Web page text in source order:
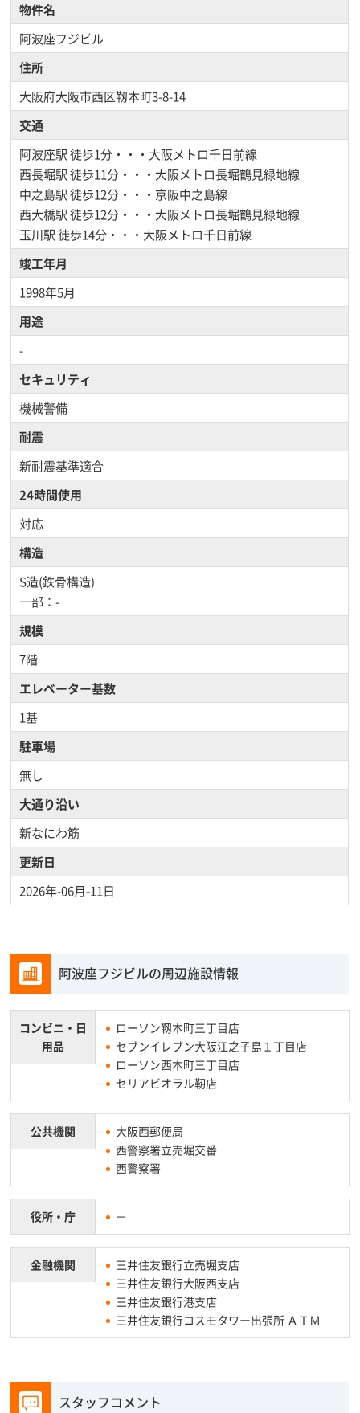
物件名
阿波座フジビル
住所
大阪府大阪市西区靱本町3-8-14
交通
阿波座駅徒歩1分・・・大阪メトロ千日前線
西長堀駅徒歩11分・・・大阪メトロ長堀鶴見緑地線
中之島駅徒歩12分・・・京阪中之島線
西大橋駅徒歩12分・・・大阪メトロ長堀鶴見緑地線
玉川駅徒歩14分・・・大阪メトロ千日前線
竣工年月
1998年5月
用途
-
セキュリティ
機械警備
耐震
新耐震基準適合
24時間使用
対応
構造
S造(鉄骨構造)
一部：-
規模
7階
エレベーター基数
1基
駐車場
無し
大通り沿い
新なにわ筋
更新日
2026年-06月-11日
阿波座フジビルの周辺施設情報
コンビニ・ 日
用品
ローソン靱本町三丁目店
セブンイレブン大阪江之子島１丁目店
ローソン西本町三丁目店
セリアビオラル靭店
公共機関
大阪西郵便局
西警察署立売堀交番
西警察署
役所・庁 －
金融機関
三井住友銀行立売堀支店
三井住友銀行大阪西支店
三井住友銀行港支店
三井住友銀行コスモタワー出張所 ＡＴＭ
スタッフコメント